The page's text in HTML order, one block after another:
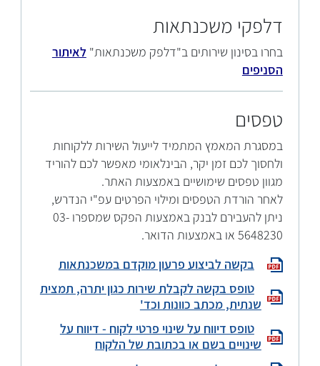
דלפקי משכנתאות
בחרו בסינון שירותים ב"דלפק משכנתאות" לאיתור
הסניפים
טפסים
במסגרת המאמץ המתמיד לייעול השירות ללקוחות
ולחסוך לכם זמן יקר, הבינלאומי מאפשר לכם להוריד
מגוון טפסים שימושיים באמצעות האתר.
לאחר הורדת הטפסים ומילוי הפרטים עפ"י הנדרש,
ניתן להעבירם לבנק באמצעות הפקס שמספרו 03-
5648230 או באמצעות הדואר.
בקשה לביצוע פרעון מוקדם במשכנתאות
טופס בקשה לקבלת שירות כגון יתרה, תמצית
שנתית, מכתב כוונות וכד'
טופס דיווח על שינוי פרטי לקוח - דיווח על
שינויים בשם או בכתובת של הלקוח